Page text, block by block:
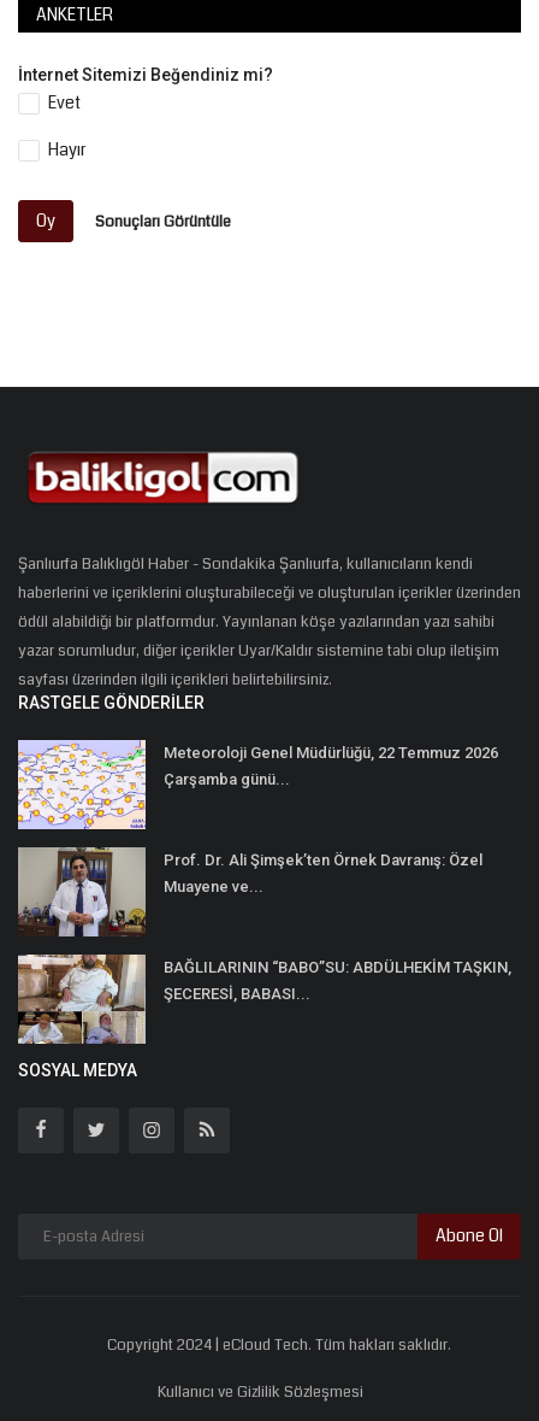
ANKETLER
İnternet Sitemizi Beğendiniz mi?
Evet
Hayır
Oy Sonuçları Görüntüle
Şanlıurfa Balıklıgöl Haber - Sondakika Şanlıurfa, kullanıcıların kendi
haberlerini ve içeriklerini oluşturabileceği ve oluşturulan içerikler üzerinden
ödül alabildiği bir platformdur. Yayınlanan köşe yazılarından yazı sahibi
yazar sorumludur, diğer içerikler Uyar/Kaldır sistemine tabi olup iletişim
sayfası üzerinden ilgili içerikleri belirtebilirsiniz.
RASTGELE GÖNDERILER
Meteoroloji Genel Müdürlüğü, 22 Temmuz 2026
Çarşamba günü...
Prof. Dr. Ali Şimşek’ten Örnek Davranış: Özel
Muayene ve...
BAĞLILARININ “BABO”SU: ABDÜLHEKİM TAŞKIN,
ŞECERESİ, BABASI...
SOSYAL MEDYA
Abone Ol
Copyright 2024 | eCloud Tech. Tüm hakları saklıdır.
Kullanıcı ve Gizlilik Sözleşmesi